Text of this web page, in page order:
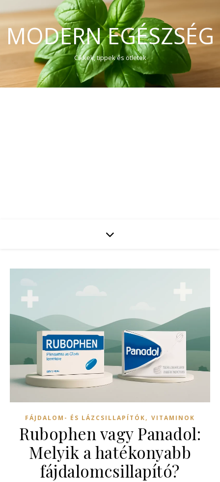
MODERN EGÉSZSÉG
Cikkek, tippek és ötletek
FÁJDALOM- ÉS LÁZCSILLAPÍTÓK, VITAMINOK
Rubophen vagy Panadol:
Melyik a hatékonyabb
fájdalomcsillapító?